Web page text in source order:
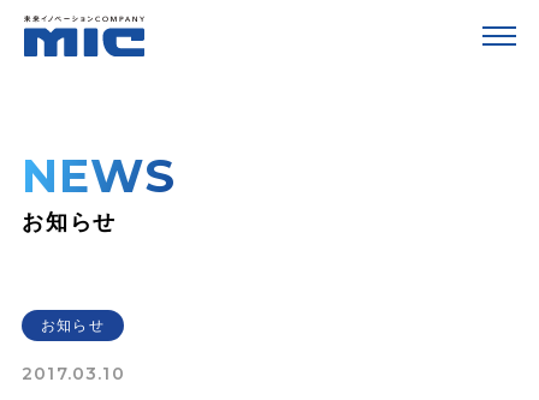
NEWS
お知らせ
お知らせ
2017.03.10